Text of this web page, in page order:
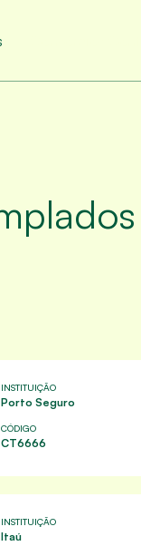
INSTITUIÇÃO
Porto Seguro
CÓDIGO
CT6666
INSTITUIÇÃO
Itaú